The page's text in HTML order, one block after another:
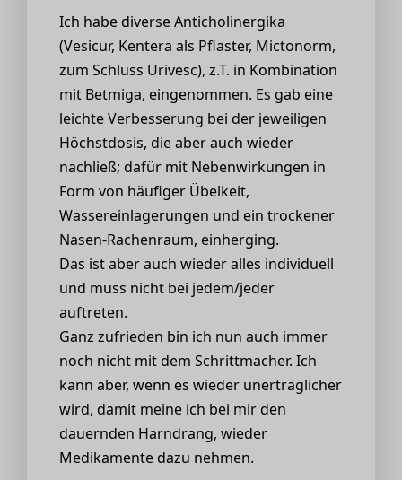
Ich habe diverse Anticholinergika
(Vesicur, Kentera als Pflaster, Mictonorm,
zum Schluss Urivesc), z.T. in Kombination
mit Betmiga, eingenommen. Es gab eine
leichte Verbesserung bei der jeweiligen
Höchstdosis, die aber auch wieder
nachließ; dafür mit Nebenwirkungen in
Form von häufiger Übelkeit,
Wassereinlagerungen und ein trockener
Nasen-Rachenraum, einherging.
Das ist aber auch wieder alles individuell
und muss nicht bei jedem/jeder
auftreten.
Ganz zufrieden bin ich nun auch immer
noch nicht mit dem Schrittmacher. Ich
kann aber, wenn es wieder unerträglicher
wird, damit meine ich bei mir den
dauernden Harndrang, wieder
Medikamente dazu nehmen.